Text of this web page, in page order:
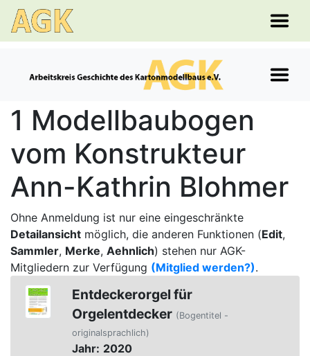
1 Modellbaubogen
vom Konstrukteur
Ann-Kathrin Blohmer
Ohne Anmeldung ist nur eine eingeschränkte
Detailansicht möglich, die anderen Funktionen (Edit,
Sammler, Merke, Aehnlich) stehen nur AGK-
Mitgliedern zur Verfügung (Mitglied werden?).
Entdeckerorgel für
Orgelentdecker (Bogentitel -
originalsprachlich)
Jahr: 2020